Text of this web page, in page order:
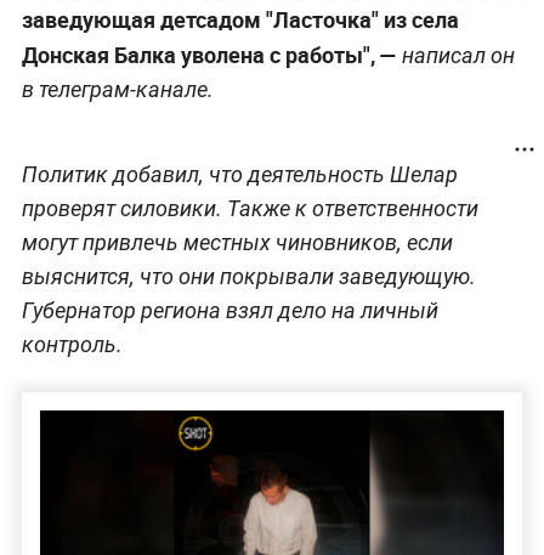
заведующая детсадом "Ласточка" из села
Донская Балка уволена с работы",— написал он
в телеграм-канале.
Политик добавил, что деятельность Шелар
проверят силовики. Также к ответственности
могут привлечь местных чиновников, если
выяснится, что они покрывали заведующую.
Губернатор региона взял дело на личный
контроль.